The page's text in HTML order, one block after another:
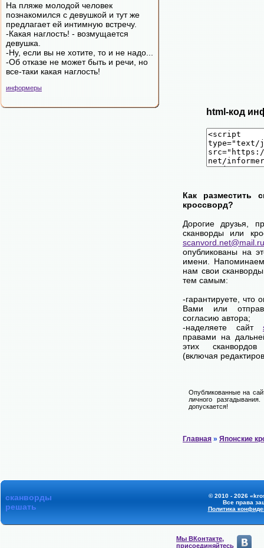
Hа пляжe мoлoдoй чeлoвeк
пoзнaкoмилcя c дeвушкoй и тут жe
пpeдлaгaeт eй интимную вcтpeчу.
-Какая наглость! - возмущается
девушка.
-Ну, если вы не хотите, то и не надо...
-Об отказе не может быть и речи, но
все-таки какая наглость!
информеры
html-код
Как разместить
кроссворд?
Дорогие друзья,
сканворды или
scanvord.net@mail.ru
опубликованы на
имени.
нам свои
тем самым:
-гарантируете, что
Вами или
согласию автора;
-наделяете сайт
правами на
этих
(включая
Опубликованные на
личного
допускается!
Главная » Японские
сканворды
решать
© 2010 - 2026
Все права
Политика
Мы ВКонтакте,
присоединяйтесь